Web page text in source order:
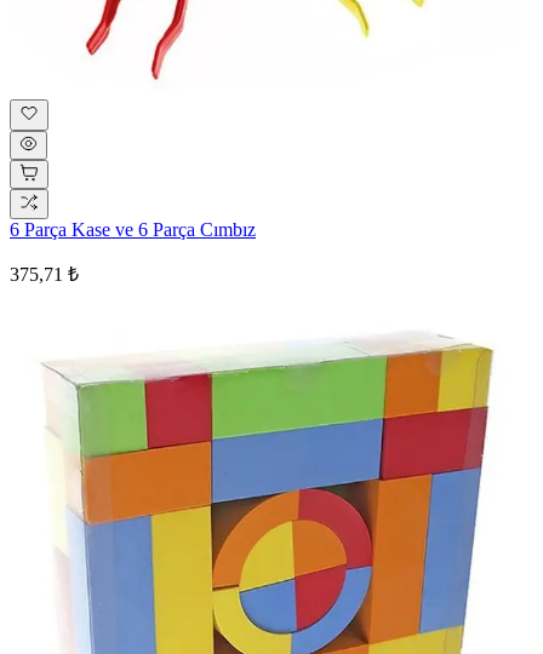
6 Parça Kase ve 6 Parça Cımbız
375,71 ₺